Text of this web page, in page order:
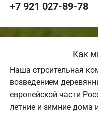
+7 921 027-89-78
Как
Наша строительная
возведением
европейской части
летние и зимние дома